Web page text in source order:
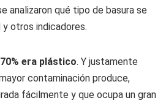
analizaron qué tipo de basura se
otros indicadores.
era plástico. Y justamente
contaminación produce,
fácilmente y que ocupa un gran